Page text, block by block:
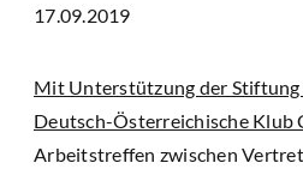
17.09.2019
Mit Unterstützung der
Deutsch-Österreichische Klub
Arbeitstreffen zwischen